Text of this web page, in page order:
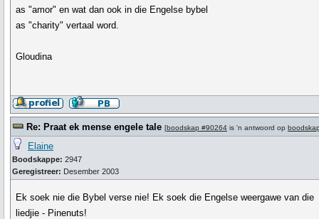
as "amor" en wat dan ook in die Engelse bybel
as "charity" vertaal word.
Gloudina
Re: Praat ek mense engele tale [boodskap #90264 is 'n antwoord op
Elaine
Boodskappe: 2947
Geregistreer: Desember 2003
Ek soek nie die Bybel verse nie! Ek soek die Engelse weergawe van die
liedjie - Pinenuts!